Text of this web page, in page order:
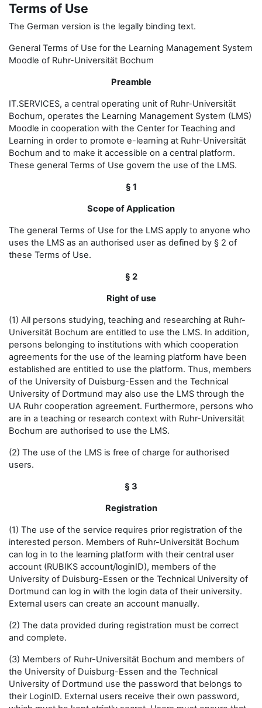
Terms of Use
The German version is the legally binding text.
General Terms of Use for the Learning Management System
Moodle of Ruhr-Universität Bochum
Preamble
IT.SERVICES, a central operating unit of Ruhr-Universität
Bochum, operates the Learning Management System (LMS)
Moodle in cooperation with the Center for Teaching and
Learning in order to promote e-learning at Ruhr-Universität
Bochum and to make it accessible on a central platform.
These general Terms of Use govern the use of the LMS.
§ 1
Scope of Application
The general Terms of Use for the LMS apply to anyone who
uses the LMS as an authorised user as defined by § 2 of
these Terms of Use.
§ 2
Right of use
(1) All persons studying, teaching and researching at Ruhr-
Universität Bochum are entitled to use the LMS. In addition,
persons belonging to institutions with which cooperation
agreements for the use of the learning platform have been
established are entitled to use the platform. Thus, members
of the University of Duisburg-Essen and the Technical
University of Dortmund may also use the LMS through the
UA Ruhr cooperation agreement. Furthermore, persons who
are in a teaching or research context with Ruhr-Universität
Bochum are authorised to use the LMS.
(2) The use of the LMS is free of charge for authorised
users.
§ 3
Registration
(1) The use of the service requires prior registration of the
interested person. Members of Ruhr-Universität Bochum
can log in to the learning platform with their central user
account (RUBIKS account/loginID), members of the
University of Duisburg-Essen or the Technical University of
Dortmund can log in with the login data of their university.
External users can create an account manually.
(2) The data provided during registration must be correct
and complete.
(3) Members of Ruhr-Universität Bochum and members of
the University of Duisburg-Essen and the Technical
University of Dortmund use the password that belongs to
their LoginID. External users receive their own password,